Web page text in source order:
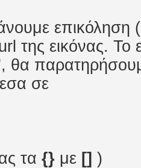
της εικόνας.
θα
σε
τα {} με [] )